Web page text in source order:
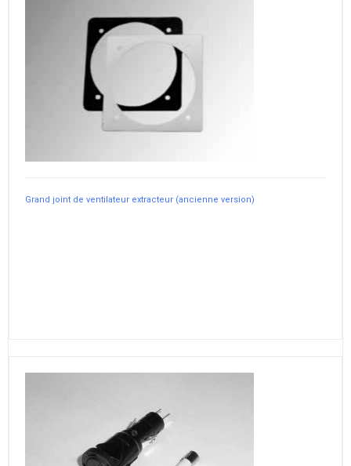
Grand joint de ventilateur extracteur (ancienne version)